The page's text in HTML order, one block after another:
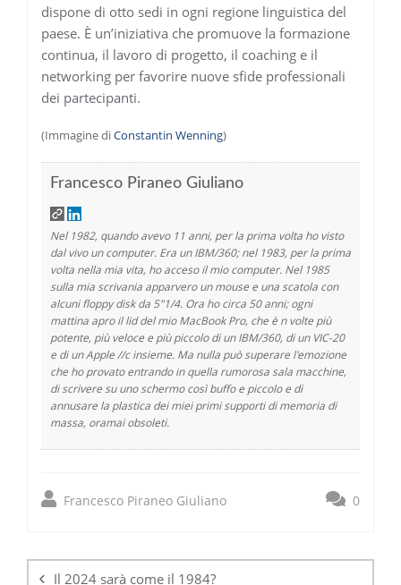
dispone di otto sedi in ogni regione linguistica del
paese. È un’iniziativa che promuove la formazione
continua, il lavoro di progetto, il coaching e il
networking per favorire nuove sfide professionali
dei partecipanti.
(Immagine diConstantin Wenning)
Francesco Piraneo Giuliano
Nel 1982, quando avevo 11 anni, per la prima volta ho visto
dal vivo un computer. Era un IBM/360; nel 1983, per la prima
volta nella mia vita, ho acceso il mio computer. Nel 1985
sulla mia scrivania apparvero un mouse e una scatola con
alcuni floppy disk da 5"1/4. Ora ho circa 50 anni; ogni
mattina apro il lid del mio MacBook Pro, che è n volte più
potente, più veloce e più piccolo di un IBM/360, di un VIC-20
e di un Apple //c insieme. Ma nulla può superare l'emozione
che ho provato entrando in quella rumorosa sala macchine,
di scrivere su uno schermo così buffo e piccolo e di
annusare la plastica dei miei primi supporti di memoria di
massa, oramai obsoleti.
Francesco Piraneo Giuliano 0
articoli
Il 2024 sarà come il 1984?